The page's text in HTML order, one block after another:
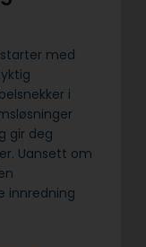
med
i
gir deg
Uansett om
innredning